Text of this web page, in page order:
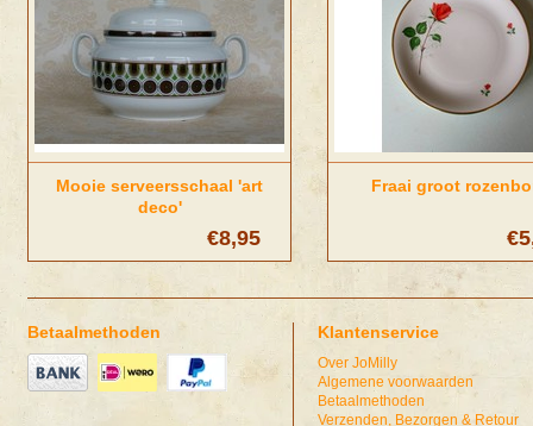
Mooie serveersschaal 'art
deco'
€8,95
Fraai groot
Betaalmethoden Klantenservice
Over JoMilly
Algemene voorwaarden
Betaalmethoden
Verzenden, Bezorgen & Retour